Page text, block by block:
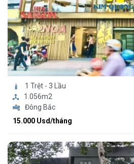
1 Trệt - 3 Lầu
1.056m2
Đông Bắc
15.000 Usd/tháng